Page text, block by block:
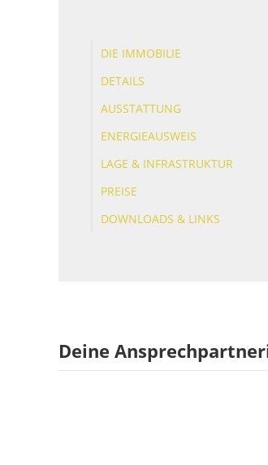
DIE IMMOBILIE
DETAILS
AUSSTATTUNG
ENERGIEAUSWEIS
LAGE & INFRASTRUKTUR
PREISE
DOWNLOADS & LINKS
Deine